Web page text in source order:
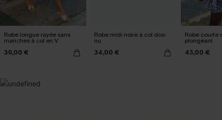
Robe longue rayée sans
manches à col en V
39,00 €
Robe midi noire à col dos-
nu
34,00 €
Robe courte
plongeant
43,00 €